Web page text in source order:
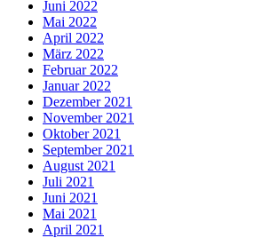
Juni 2022
Mai 2022
April 2022
März 2022
Februar 2022
Januar 2022
Dezember 2021
November 2021
Oktober 2021
September 2021
August 2021
Juli 2021
Juni 2021
Mai 2021
April 2021